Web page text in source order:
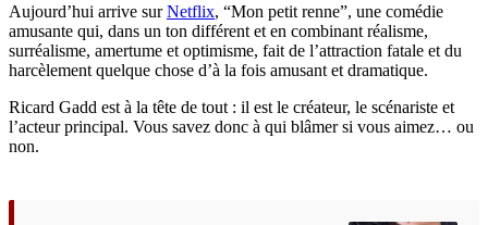
Aujourd’hui arrive surNetflix, “Mon petit renne”, une comédie
amusante qui, dans un ton différent et en combinant réalisme,
surréalisme, amertume et optimisme, fait de l’attraction fatale et du
harcèlement quelque chose d’à la fois amusant et dramatique.
Ricard Gadd est à la tête de tout : il est le créateur, le scénariste et
l’acteur principal. Vous savez donc à qui blâmer si vous aimez… ou
non.